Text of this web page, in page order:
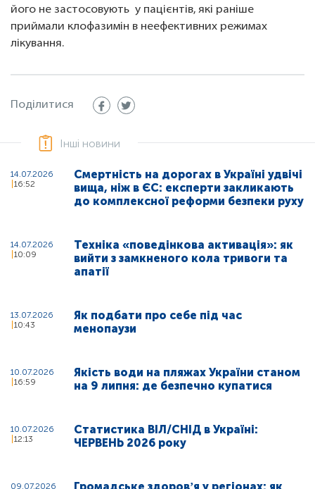
його не застосовують у пацієнтів, які раніше
приймали клофазимін в неефективних режимах
лікування.
Поділитися
Інші новини
14.07.2026
16:52
Смертність на дорогах в Україні удвічі
вища, ніж в ЄС: експерти закликають
до комплексної реформи безпеки руху
14.07.2026
10:09
Техніка «поведінкова активація»: як
вийти з замкненого кола тривоги та
апатії
13.07.2026
10:43
Як подбати про себе під час
менопаузи
10.07.2026
16:59
Якість води на пляжах України станом
на 9 липня: де безпечно купатися
10.07.2026
12:13
Статистика ВІЛ/СНІД в Україні:
ЧЕРВЕНЬ 2026 року
09.07.2026